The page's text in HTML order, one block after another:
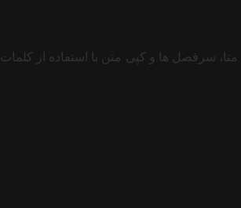
سرفصل ها و کپی متن با استفاده از کلمات